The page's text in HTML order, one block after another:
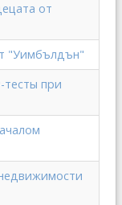
от
"Уимбълдън"
при